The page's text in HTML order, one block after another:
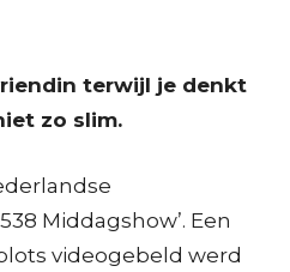
terwijl je denkt
zo slim.
Middagshow’. Een
videogebeld werd